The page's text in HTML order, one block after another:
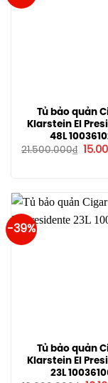
Tủ bảo quản
Klarstein El
48L
21.500.000₫ Giá
-39%
Tủ bảo quản
Klarstein El
23L